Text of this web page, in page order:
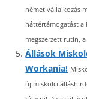
német vállalkozás
háttértámogatást a
megszerzett rutin,
Állások
Workania!
új miskolci